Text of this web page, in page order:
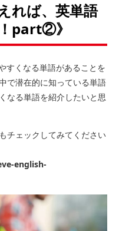
れば、英単語
part②》
すくなる単語があることを
で潜在的に知っている単語
なる単語を紹介したいと思
チェックしてみてください
english-